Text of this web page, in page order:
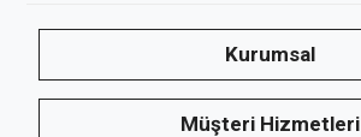
Kurumsal
Müşteri Hizmetleri